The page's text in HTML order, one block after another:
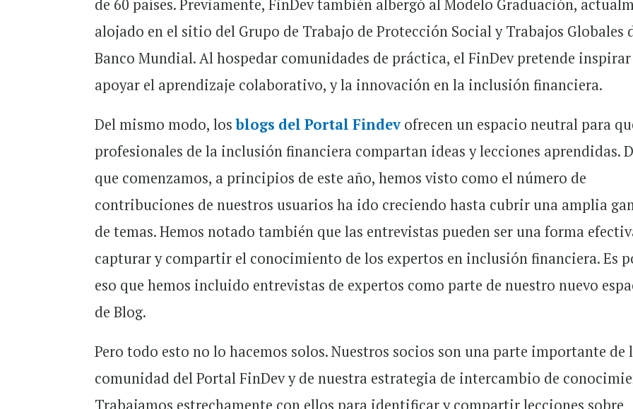
de 60 países. Previamente, FinDev también albergó al Modelo Graduación,
alojado en el sitio del Grupo de Trabajo de Protección Social y Trabajos Globales
Banco Mundial. Al hospedar comunidades de práctica, el FinDev pretende
apoyar el aprendizaje colaborativo, y la innovación en la inclusión financiera.
Del mismo modo, losblogs del Portal Findevofrecen un espacio neutral para
profesionales de la inclusión financiera compartan ideas y lecciones aprendidas.
que comenzamos, a principios de este año, hemos visto como el número de
contribuciones de nuestros usuarios ha ido creciendo hasta cubrir una amplia
de temas. Hemos notado también que las entrevistas pueden ser una forma
capturar y compartir el conocimiento de los expertos en inclusión financiera. Es
eso que hemos incluido entrevistas de expertos como parte de nuestro nuevo
de Blog.
Pero todo esto no lo hacemos solos. Nuestros socios son una parte importante de
comunidad del Portal FinDev y de nuestra estrategia de intercambio de
Trabajamos estrechamente con ellos para identificar y compartir lecciones sobre